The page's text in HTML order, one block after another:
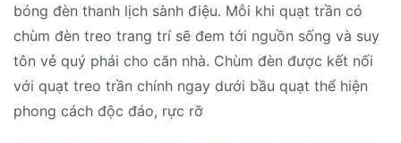
bóng đèn thanh lịch sành điệu. Mỗi khi quạt trần có
chùm đèn treo trang trí sẽ đem tới nguồn sống và suy
tôn vẻ quý phái cho căn nhà. Chùm đèn được kết nối
với quạt treo trần chính ngay dưới bầu quạt thể hiện
phong cách độc đáo, rực rỡ